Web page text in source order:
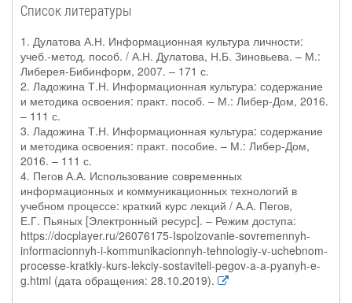
Список литературы
1. Дулатова А.Н. Информационная культура личности:
учеб.-метод. пособ. / А.Н. Дулатова, Н.Б. Зиновьева. – М.:
Либерея-Бибинформ, 2007. – 171 с.
2. Ладожина Т.Н. Информационная культура: содержание
и методика освоения: практ. пособ. – М.: Либер-Дом, 2016.
– 111 с.
3. Ладожина Т.Н. Информационная культура: содержание
и методика освоения: практ. пособие. – М.: Либер-Дом,
2016. – 111 с.
4. Пегов А.А. Использование современных
информационных и коммуникационных технологий в
учебном процессе: краткий курс лекций / А.А. Пегов,
Е.Г. Пьяных [Электронный ресурс]. – Режим доступа:
https://docplayer.ru/26076175-Ispolzovanie-sovremennyh-
informacionnyh-i-kommunikacionnyh-tehnologiy-v-uchebnom-
processe-kratkiy-kurs-lekciy-sostaviteli-pegov-a-a-pyanyh-e-
g.html (дата обращения: 28.10.2019).